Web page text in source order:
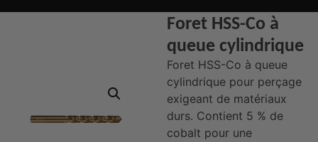
Foret HSS-Co à
queue cylindrique
Foret HSS-Co à queue
cylindrique pour perçage
exigeant de matériaux
durs. Contient 5 % de
cobalt pour une